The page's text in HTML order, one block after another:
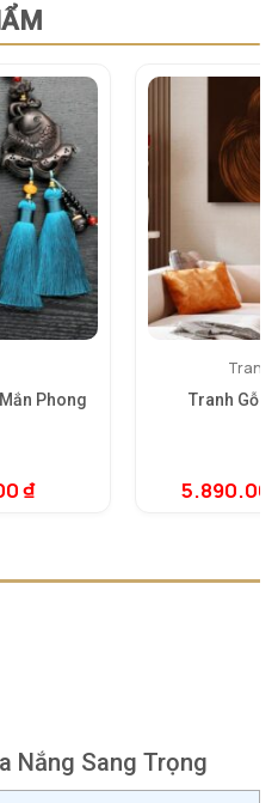
Phong
₫Giá
Tranh
Tranh Gỗ
Nắng Sang Trọng